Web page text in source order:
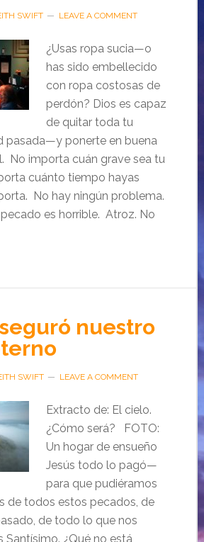
SWIFT LEAVE A COMMENT
¿Usas ropa sucia—o
has sido embellecido
con ropa costosas de
perdón? Dios es capaz
de quitar toda tu
pasada—y ponerte en buena
No importa cuán grave sea tu
cuánto tiempo hayas
No hay ningún problema.
pecado es horrible. Atroz. No
nuestro
SWIFT LEAVE A COMMENT
Extracto de: El cielo.
¿Cómo será? FOTO:
Un hogar de ensueño
Jesús todo lo pagó—
para que pudiéramos
de todos estos pecados, de
de todo lo que nos
Santísimo. ¿Qué no está